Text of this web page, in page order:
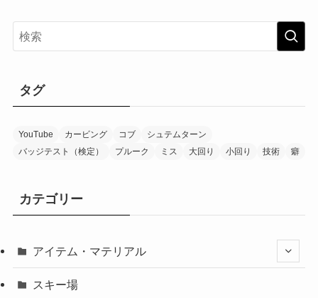
タグ
YouTube カービング コブ
シュテムターン
バッジテスト（検定）
プルーク ミス 大回り 小回り 技術 癖
カテゴリー
アイテム・マテリアル
スキー場